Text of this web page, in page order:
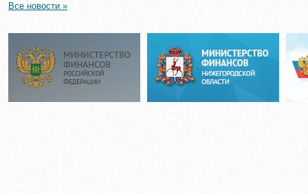
Все новости »